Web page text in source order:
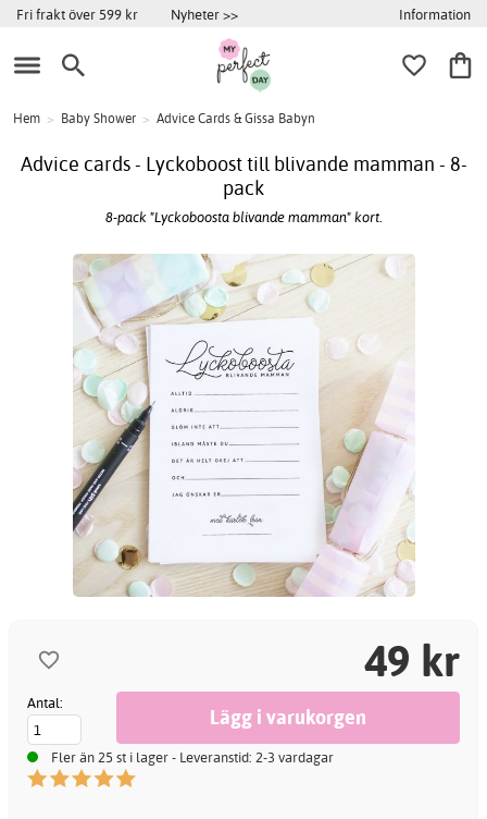
Fri frakt över 599 kr Nyheter >> Information
Hem > Baby Shower > Advice Cards & Gissa Babyn
Advice cards - Lyckoboost till blivande mamman - 8-
pack
8-pack "Lyckoboosta blivande mamman" kort.
49 kr
Antal:
Fler än 25 st i lager - Leveranstid: 2-3 vardagar